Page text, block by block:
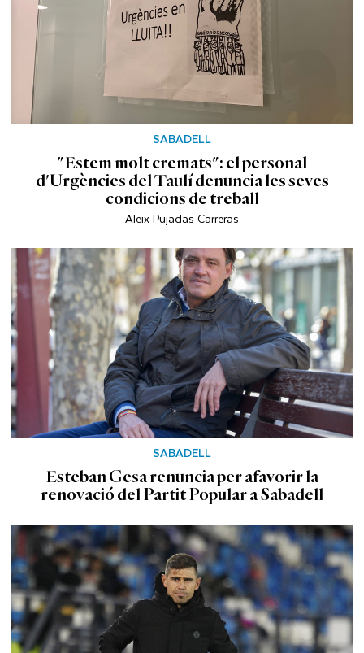
SABADELL
"Estem molt cremats": el personal
d'Urgències del Taulí denuncia les seves
condicions de treball
Aleix Pujadas Carreras
SABADELL
Esteban Gesa renuncia per afavorir la
renovació del Partit Popular a Sabadell